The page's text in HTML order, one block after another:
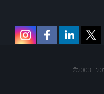
©2003 -